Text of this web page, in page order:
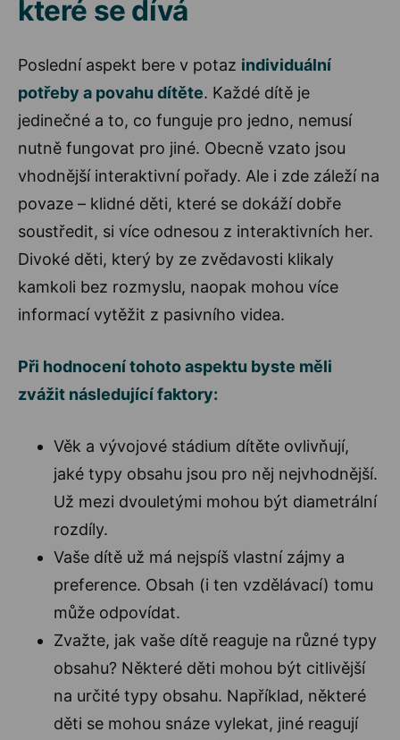
které se dívá
Poslední aspekt bere v potaz individuální
potřeby a povahu dítěte. Každé dítě je
jedinečné a to, co funguje pro jedno, nemusí
nutně fungovat pro jiné. Obecně vzato jsou
vhodnější interaktivní pořady. Ale i zde záleží na
povaze – klidné děti, které se dokáží dobře
soustředit, si více odnesou z interaktivních her.
Divoké děti, který by ze zvědavosti klikaly
kamkoli bez rozmyslu, naopak mohou více
informací vytěžit z pasivního videa.
Při hodnocení tohoto aspektu byste měli
zvážit následující faktory:
Věk a vývojové stádium dítěte ovlivňují,
jaké typy obsahu jsou pro něj nejvhodnější.
Už mezi dvouletými mohou být diametrální
rozdíly.
Vaše dítě už má nejspíš vlastní zájmy a
preference. Obsah (i ten vzdělávací) tomu
může odpovídat.
Zvažte, jak vaše dítě reaguje na různé typy
obsahu? Některé děti mohou být citlivější
na určité typy obsahu. Například, některé
děti se mohou snáze vylekat, jiné reagují